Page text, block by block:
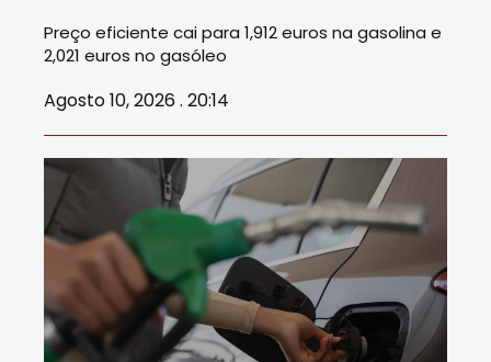
Preço eficiente cai para 1,912 euros na gasolina e
2,021 euros no gasóleo
Agosto 10, 2026 . 20:14